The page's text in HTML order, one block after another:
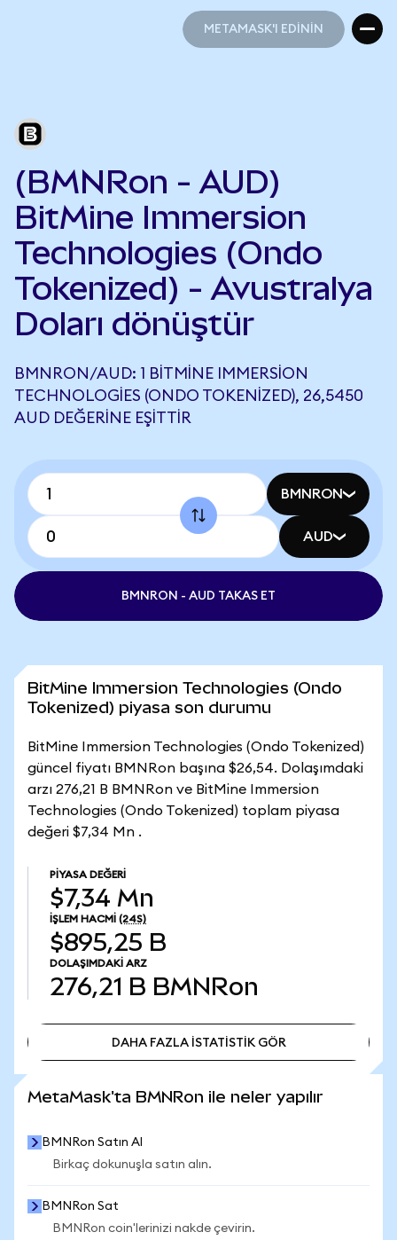
METAMASK'I EDİNİN
(BMNRon - AUD)
BitMine Immersion
Technologies (Ondo
Tokenized) - Avustralya
Doları dönüştür
BMNRON/AUD: 1 BITMINE IMMERSION
TECHNOLOGIES (ONDO TOKENIZED), 26,5450
AUD DEĞERINE EŞITTIR
BMNRON
AUD
BMNRON - AUD TAKAS ET
BitMine Immersion Technologies (Ondo
Tokenized) piyasa son durumu
BitMine Immersion Technologies (Ondo Tokenized)
güncel fiyatı BMNRon başına $26,54. Dolaşımdaki
arzı 276,21 B BMNRon ve BitMine Immersion
Technologies (Ondo Tokenized) toplam piyasa
değeri $7,34 Mn .
PIYASA DEĞERI
$7,34 Mn
İŞLEM HACMI (24S)
$895,25 B
DOLAŞIMDAKI ARZ
276,21 B BMNRon
DAHA FAZLA İSTATİSTİK GÖR
MetaMask'ta BMNRon ile neler yapılır
BMNRon Satın Al
Birkaç dokunuşla satın alın.
BMNRon Sat
BMNRon coin'lerinizi nakde çevirin.